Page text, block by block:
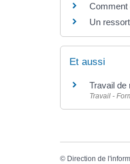
Comment
Un
Et aussi
Travail de
Travail -
© Direction de